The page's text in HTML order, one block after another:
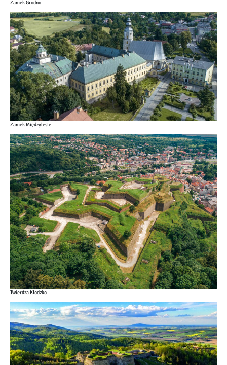
Zamek Grodno
Zamek Międzylesie
Twierdza Kłodzko